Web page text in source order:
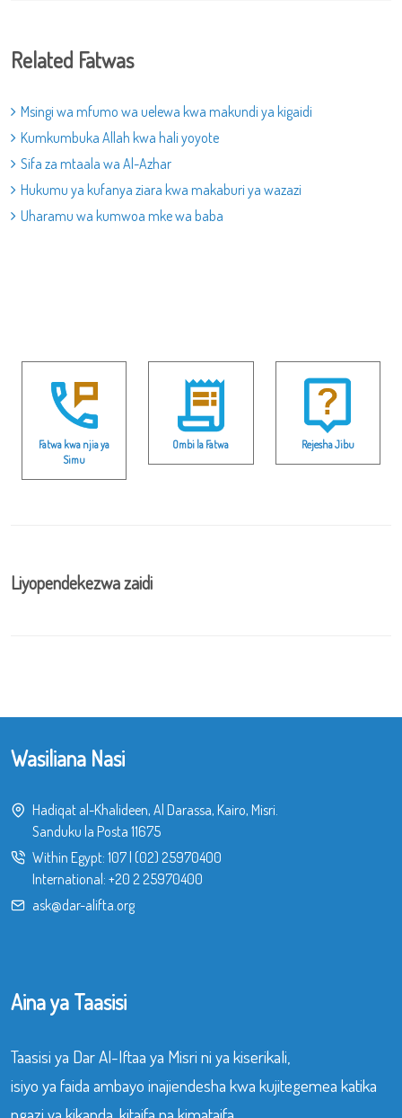
Related Fatwas
Msingi wa mfumo wa uelewa kwa makundi ya kigaidi
Kumkumbuka Allah kwa hali yoyote
Sifa za mtaala wa Al-Azhar
Hukumu ya kufanya ziara kwa makaburi ya wazazi
Uharamu wa kumwoa mke wa baba
Fatwa kwa njia ya
Simu
Ombi la Fatwa Rejesha Jibu
Liyopendekezwa zaidi
Wasiliana Nasi
Hadiqat al-Khalideen, Al Darassa, Kairo, Misri.
Sanduku la Posta 11675
Within Egypt: 107| (02) 25970400
International: +20 2 25970400
ask@dar-alifta.org
Aina ya Taasisi
Taasisi ya Dar Al-Iftaa ya Misri ni ya kiserikali,
isiyo ya faida ambayo inajiendesha kwa kujitegemea katika